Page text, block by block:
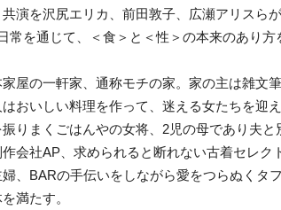
演を沢尻エリカ、前田敦子、広瀬アリスら
常を通じて、＜食＞と＜性＞の本来のあり方
屋の一軒家、通称モチの家。家の主は雑文
はおいしい料理を作って、迷える女たちを迎
りまくごはんやの女将、2児の母であり夫
会社AP、求められると断れない古着セレク
、BARの手伝いをしながら愛をつらぬくタ
満たす。